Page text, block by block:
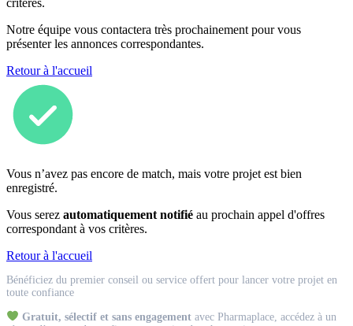
critères.
Notre équipe vous contactera très prochainement pour vous
présenter les annonces correspondantes.
Retour à l'accueil
Vous n’avez pas encore de match, mais votre projet est bien
enregistré.
Vous serez automatiquement notifié au prochain appel d'offres
correspondant à vos critères.
Retour à l'accueil
Expert
Bénéficiez du premier conseil ou service offert pour lancer votre projet en
toute confiance
Gratuit, sélectif et sans engagementavec Pharmaplace, accédez à un